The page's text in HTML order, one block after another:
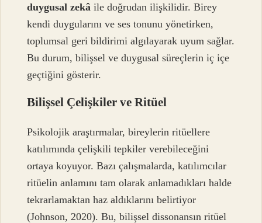
duygusal zekâ ile doğrudan ilişkilidir. Birey
kendi duygularını ve ses tonunu yönetirken,
toplumsal geri bildirimi algılayarak uyum sağlar.
Bu durum, bilişsel ve duygusal süreçlerin iç içe
geçtiğini gösterir.
Bilişsel Çelişkiler ve Ritüel
Psikolojik araştırmalar, bireylerin ritüellere
katılımında çelişkili tepkiler verebileceğini
ortaya koyuyor. Bazı çalışmalarda, katılımcılar
ritüelin anlamını tam olarak anlamadıkları halde
tekrarlamaktan haz aldıklarını belirtiyor
(Johnson, 2020). Bu, bilişsel dissonansın ritüel